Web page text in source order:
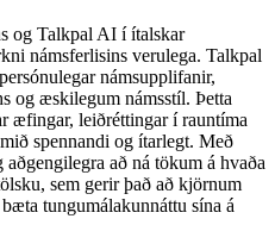
og Talkpal AI í ítalskar
námsferlisins verulega. Talkpal
námsupplifanir,
og æskilegum námsstíl. Þetta
æfingar, leiðréttingar í rauntíma
spennandi og ítarlegt. Með
að ná tökum á hvaða
sem gerir það að kjörnum
tungumálakunnáttu sína á